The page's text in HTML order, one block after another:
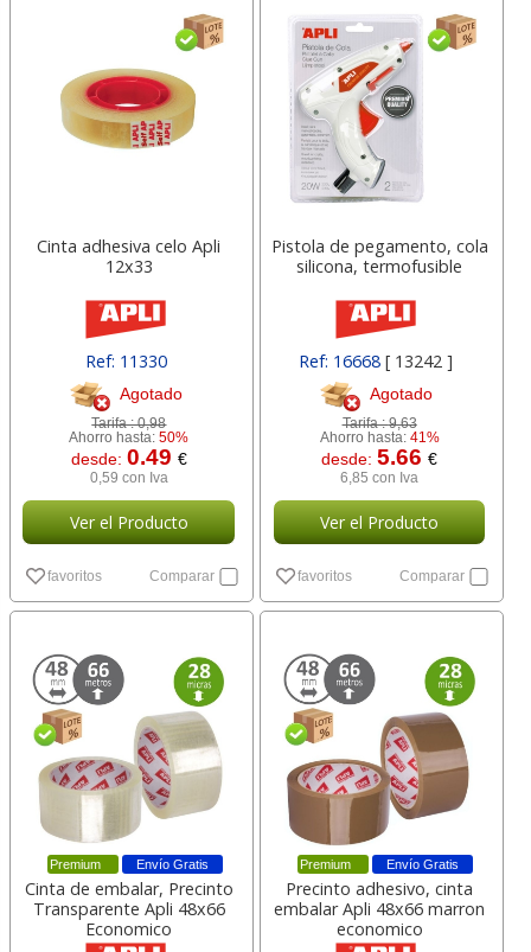
Cinta adhesiva celo Apli
12x33
Ref: 11330
Agotado
Tarifa :0,98
Ahorro hasta:50%
desde: 0.49 €
0,59 con Iva
Ver el Producto
favoritos Comparar
Pistola de pegamento, cola
silicona, termofusible
Ref: 16668[ 13242 ]
Agotado
Tarifa :9,63
Ahorro hasta: 41%
desde:5.66€
6,85 con Iva
Ver el Producto
favoritos Comparar
Envío Gratis
Premium
Cinta de embalar, Precinto
Transparente Apli 48x66
Economico
Envío Gratis
Premium
Precinto adhesivo, cinta
embalar Apli 48x66 marron
economico